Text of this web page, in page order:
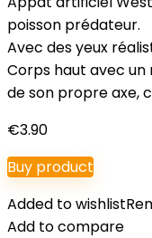
poisson prédateur.
Avec des yeux
Corps haut avec
de son propre axe,
€3.90
Buy product
Added to wishlist
Add to compare